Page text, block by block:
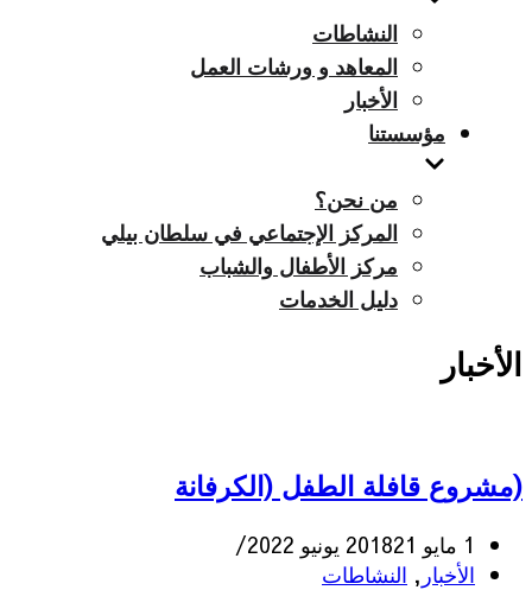
النشاطات
المعاهد و ورشات العمل
الأخبار
مؤسستنا
من نحن؟
المركز الإجتماعي في سلطان بيلي
مركز الأطفال والشباب
دليل الخدمات
الأخبار
(مشروع قافلة الطفل (الكرفانة
1 مايو 2018
21 يونيو 2022
الأخبار , النشاطات